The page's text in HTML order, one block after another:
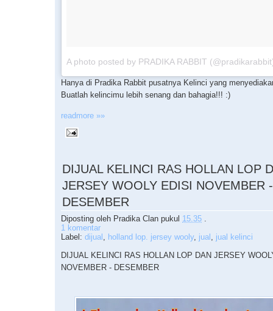
A photo posted by PRADIKA RABBIT
Hanya di Pradika Rabbit pusatnya Kelinci yang
Buatlah kelincimu lebih senang dan bahagia!!! :)
readmore »»
DIJUAL KELINCI RAS HOLLAN LOP
JERSEY WOOLY EDISI NOVEMBER -
DESEMBER
Diposting oleh Pradika Clan pukul 15.35 .
1 komentar
Label: dijual , holland lop. jersey wooly, jual , jual kelinci
DIJUAL KELINCI RAS HOLLAN LOP DAN JERSEY
NOVEMBER - DESEMBER